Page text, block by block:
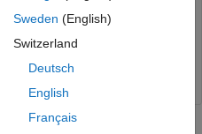
Sweden (English)
Switzerland
Deutsch
English
Français